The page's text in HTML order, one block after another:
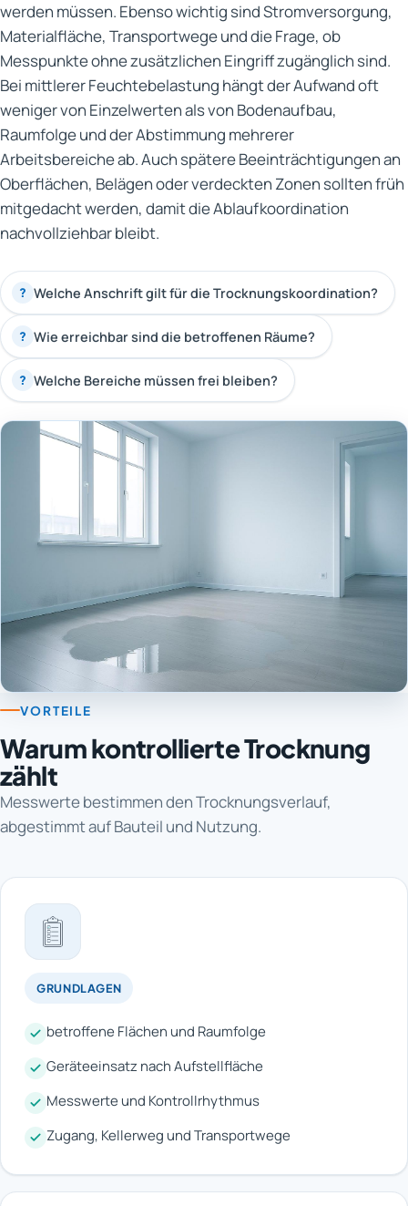
werden müssen. Ebenso wichtig sind Stromversorgung,
Materialfläche, Transportwege und die Frage, ob
Messpunkte ohne zusätzlichen Eingriff zugänglich sind.
Bei mittlerer Feuchtebelastung hängt der Aufwand oft
weniger von Einzelwerten als von Bodenaufbau,
Raumfolge und der Abstimmung mehrerer
Arbeitsbereiche ab. Auch spätere Beeinträchtigungen an
Oberflächen, Belägen oder verdeckten Zonen sollten früh
mitgedacht werden, damit die Ablaufkoordination
nachvollziehbar bleibt.
? Welche Anschrift gilt für die Trocknungskoordination?
? Wie erreichbar sind die betroffenen Räume?
? Welche Bereiche müssen frei bleiben?
VORTEILE
Warum kontrollierte Trocknung
zählt
Messwerte bestimmen den Trocknungsverlauf,
abgestimmt auf Bauteil und Nutzung.
GRUNDLAGEN
betroffene Flächen und Raumfolge
Geräteeinsatz nach Aufstellfläche
Messwerte und Kontrollrhythmus
Zugang, Kellerweg und Transportwege